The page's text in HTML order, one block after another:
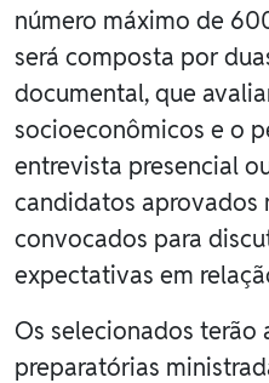
número máximo de
será composta por
documental, que
socioeconômicos e o
entrevista presencial
candidatos aprovados
convocados para
expectativas em
Os selecionados terão
preparatórias